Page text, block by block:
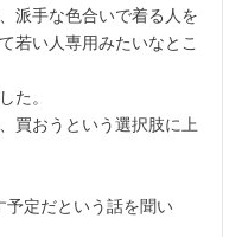
派手な色合いで着る人を
若い人専用みたいなとこ
た。
買おうという選択肢に上
定だという話を聞い